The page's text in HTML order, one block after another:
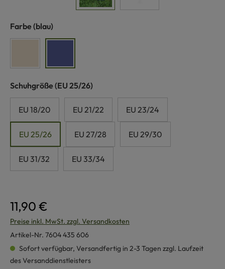
Farbe auswählen
(blau)
Schuhgröße auswählen
(EU 25/26)
EU 18/20 EU 21/22 EU 23/24
EU 25/26 EU 27/28 EU 29/30
EU 31/32 EU 33/34
11,90 €
Preise inkl. MwSt. zzgl. Versandkosten
Artikel-Nr. 7604 435 606
Sofort verfügbar, Versandfertig in 2-3 Tagen zzgl. Laufzeit
des Versanddienstleisters